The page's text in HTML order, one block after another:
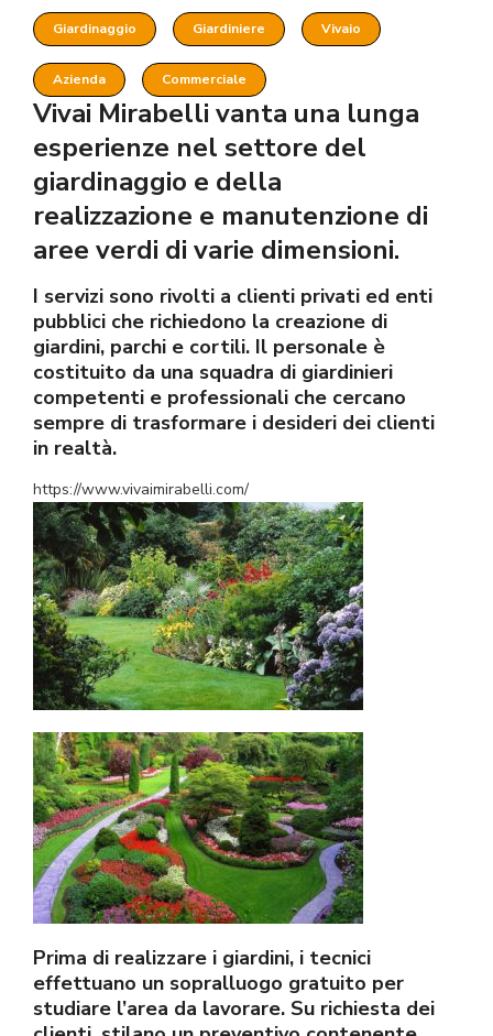
Giardinaggio Giardiniere Vivaio
Azienda Commerciale
Vivai Mirabelli vanta una lunga
esperienze nel settore del
giardinaggio e della
realizzazione e manutenzione di
aree verdi di varie dimensioni.
I servizi sono rivolti a clienti privati ed enti
pubblici che richiedono la creazione di
giardini, parchi e cortili. Il personale è
costituito da una squadra di giardinieri
competenti e professionali che cercano
sempre di trasformare i desideri dei clienti
in realtà.
https://www.vivaimirabelli.com/
Prima di realizzare i giardini, i tecnici
effettuano un sopralluogo gratuito per
studiare l’area da lavorare. Su richiesta dei